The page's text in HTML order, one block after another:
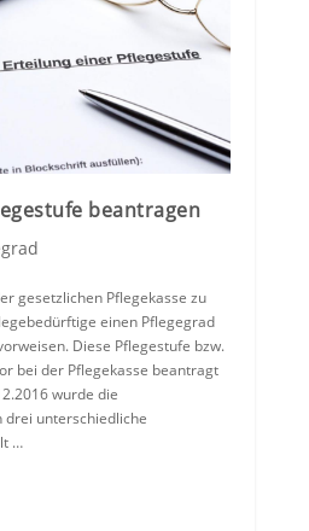
beantragen
gesetzlichen Pflegekasse zu
einen Pflegegrad
Diese Pflegestufe bzw.
bei der Pflegekasse beantragt
wurde die
drei unterschiedliche
…